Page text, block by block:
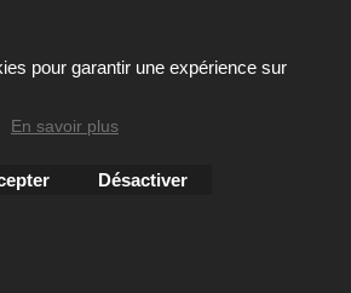
textes, photos ou autres éléments des
confort est strictement interdite sous
peine de poursuites
pour garantir une expérience sur
En savoir plus
Désactiver